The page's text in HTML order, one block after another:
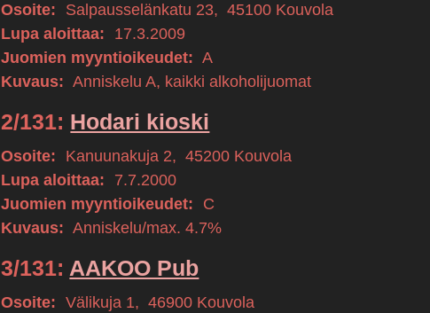
Osoite: Salpausselänkatu 23, 45100 Kouvola
Lupa aloittaa:
17.3.2009
Juomien myyntioikeudet: A
Kuvaus: Anniskelu A, kaikki alkoholijuomat
2/131: Hodari kioski
Osoite: Kanuunakuja 2, 45200 Kouvola
Lupa aloittaa:
7.7.2000
Juomien myyntioikeudet:
C
Kuvaus: Anniskelu/max. 4.7%
3/131: AAKOO Pub
Osoite: Välikuja 1, 46900 Kouvola